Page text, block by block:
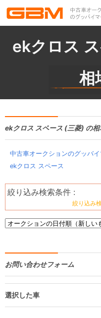
ekクロス
相
ekクロス スペース (三菱) の
中古車オークションのグッバ
ekクロス スペース
絞り込み検索条件 :
絞り込み
お問い合わせフォーム
選択した車